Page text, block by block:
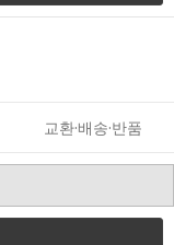
교환·배송·반품